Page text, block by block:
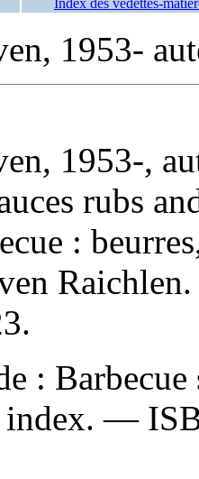
1953-
1953-,
rubs
:
:
index. —